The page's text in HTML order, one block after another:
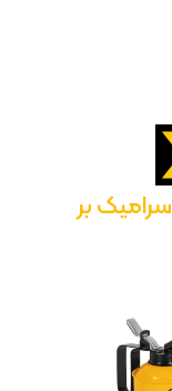
سرامیک بر